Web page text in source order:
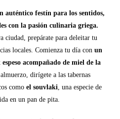
auténtico festín para los sentidos,
con la pasión culinaria griega.
ciudad, prepárate para deleitar tu
locales. Comienza tu día conun
acompañado de miel de la
dirígete a las tabernas
comoel souvlaki, una especie de
en un pan de pita.